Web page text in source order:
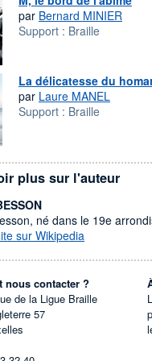
par Bernard MINIER
Support : Braille
La délicatesse du
par Laure MANEL
Support : Braille
plus sur l'auteur
né dans le 19e
sur Wikipedia
nous contacter ?
de la Ligue Braille
57